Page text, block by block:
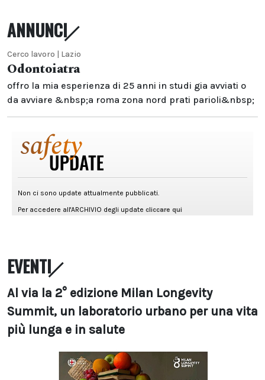
ANNUNCI
Cerco lavoro | Lazio
Odontoiatra
offro la mia esperienza di 25 anni in studi gia avviati o
da avviare &nbsp;a roma zona nord prati parioli&nbsp;
EVENTI
Al via la 2° edizione Milan Longevity
Summit, un laboratorio urbano per una vita
più lunga e in salute